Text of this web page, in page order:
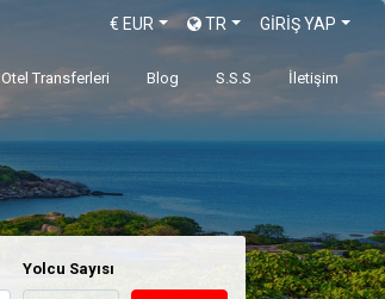
GİRİŞ YAP
TR
€ EUR
Otel Transferleri Blog S.S.S İletişim
Yolcu Sayısı